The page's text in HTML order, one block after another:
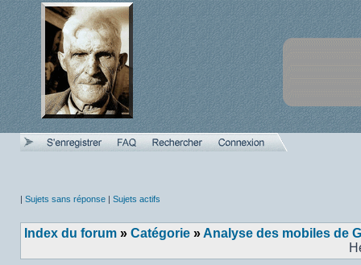
| Sujets sans réponse | Sujets actifs
Index du forum » Catégorie »Analyse des mobiles de